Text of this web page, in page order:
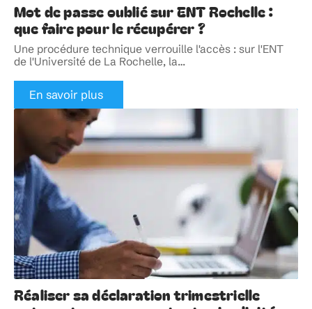
Mot de passe oublié sur ENT Rochelle :
que faire pour le récupérer ?
Une procédure technique verrouille l'accès : sur l'ENT
de l'Université de La Rochelle, la…
En savoir plus
Réaliser sa déclaration trimestrielle